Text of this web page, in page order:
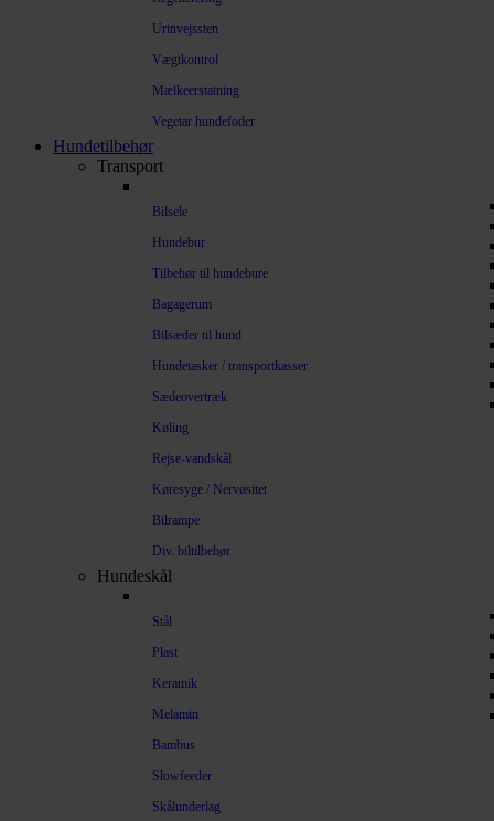
Urinvejssten
Vægtkontrol
Mælkeerstatning
Vegetar hundefoder
Hundetilbehør
Transport
Bilsele
Hundebur
Tilbehør til hundebure
Bagagerum
Bilsæder til hund
Hundetasker / transportkasser
Sædeovertræk
Køling
Rejse-vandskål
Køresyge / Nervøsitet
Bilrampe
Div. biltilbehør
Hundeskål
Stål
Plast
Keramik
Melamin
Bambus
Slowfeeder
Skålunderlag